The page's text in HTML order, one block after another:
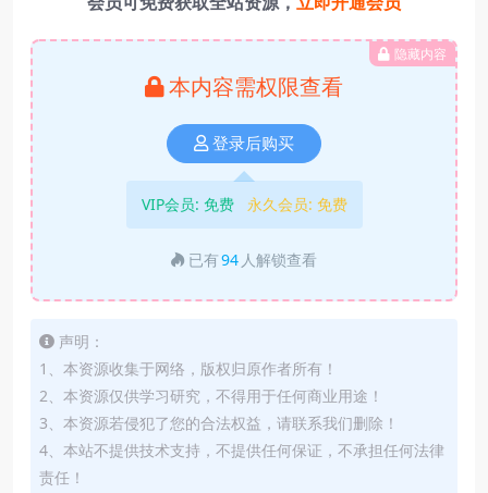
隐藏内容
本内容需权限查看
登录后购买
VIP会员: 免费 永久会员: 免费
已有94 人解锁查看
声明：
1、本资源收集于网络，版权归原作者所有！
2、本资源仅供学习研究，不得用于任何商业用途！
3、本资源若侵犯了您的合法权益，请联系我们删除！
4、本站不提供技术支持，不提供任何保证，不承担任何法律
责任！